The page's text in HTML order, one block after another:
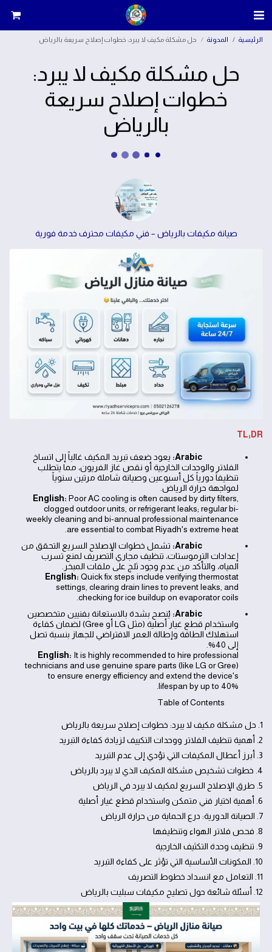
الرئيسية المدونة حل مشكلة مكيف لا يبرد: خطوات إصلاح سريعة بالرياض
حل مشكلة مكيف لا يبرد:
خطوات إصلاح سريعة
بالرياض
صيانة مكيفات بالرياض – فني مكيفات محترف خدمة فورية
TL;DR
Arabic: يعود ضعف تبريد المكيف غالباً إلى اتساخ
الفلاتر والوحدات الخارجية أو نقص غاز الفريون، مما يتطلب
تنظيفاً دورياً كل أسبوعين وصيانة شاملة مرتين سنوياً
لمواجهة حرارة الرياض.
English: Poor AC cooling is often caused by dirty filters,
clogged outdoor units, or refrigerant leaks; regular bi-
weekly cleaning and bi-annual professional maintenance
are essential to combat Riyadh's extreme heat.
Arabic: تشمل خطوات الإصلاح السريع التحقق من
إعدادات الترموستات، تنظيف مجاري التصريف لمنع تسرب
المياه، والتأكد من عدم وجود ثلج على ملفات المبخر.
English: Quick fix steps include verifying thermostat
settings, clearing drain lines to prevent leaks, and
checking for ice buildup on evaporator coils.
Arabic: يُنصح بشدة بالاستعانة بفنيين متخصصين
واستخدام قطع غيار أصلية (مثل LG أو Gree) لضمان كفاءة
استهلاك الطاقة وإطالة العمر الافتراضي للجهاز بنسبة تصل
إلى 40%.
English: It is highly recommended to hire professional
technicians and use genuine spare parts (like LG or Gree)
to ensure energy efficiency and extend the device's
lifespan by up to 40%.
1. حل مشكلة مكيف لا يبرد: خطوات إصلاح سريعة بالرياض
2. أهمية تنظيف الفلاتر ووحدات التكييف لزيادة كفاءة التبريد
3. أبرز أعطال المكيفات التي تؤدي إلى عدم التبريد
4. خطوات تشخيص مشكلة المكيف الذي لا يبرد بالرياض
5. طرق الإصلاح السريع لمكيف لا يبرد في الرياض
6. أهمية اختيار فني متمكن واستخدام قطع غيار أصلية
7. الصيانة الدورية: درع الحماية من حرارة الرياض
8. فحص فلاتر الهواء وتنظيفها
9. تنظيف وحدة التكثيف الخارجية
10. المكونات الأساسية التي تؤثر على كفاءة التبريد
11. التعامل مع انسداد خطوط التصريف
12. أسئلة شائعة حول تصليح مكيفات سبليت بالرياض